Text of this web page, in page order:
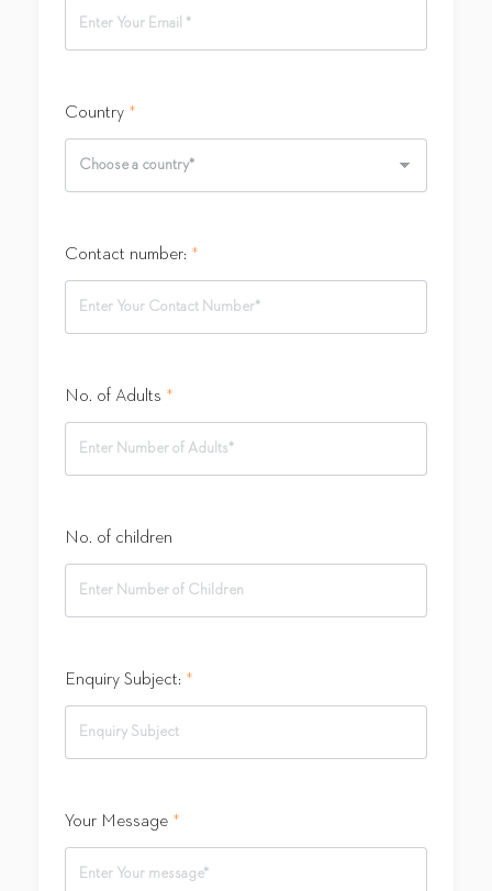
Country *
Contact number: *
No. of Adults *
No. of children
Enquiry Subject: *
Your Message *